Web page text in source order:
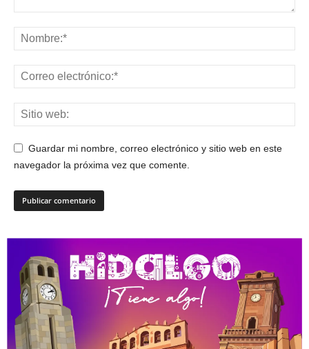
Guardar mi nombre, correo electrónico y sitio web en este
navegador la próxima vez que comente.